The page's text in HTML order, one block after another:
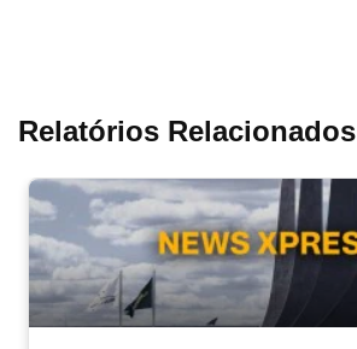
Relatórios Relacionados